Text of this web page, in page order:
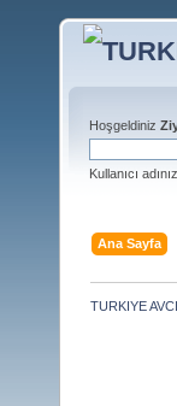
Hoşgeldiniz
Kullanıcı
Ana Sayfa
TURKIYE